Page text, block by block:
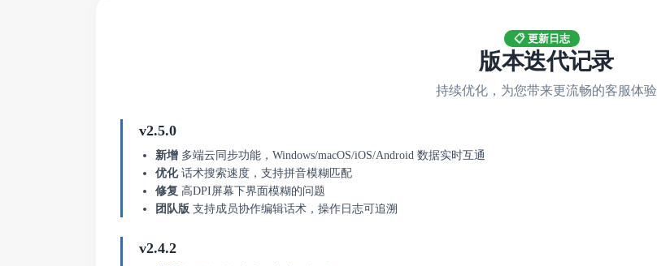
📋 更新日志
版本迭代记录
持续优化，为您带来更流畅的客服体验
v2.5.0
新增 多端云同步功能，Windows/macOS/iOS/Android 数据实时互通
优化话术搜索速度，支持拼音模糊匹配
修复 高DPI屏幕下界面模糊的问题
团队版 支持成员协作编辑话术，操作日志可追溯
v2.4.2